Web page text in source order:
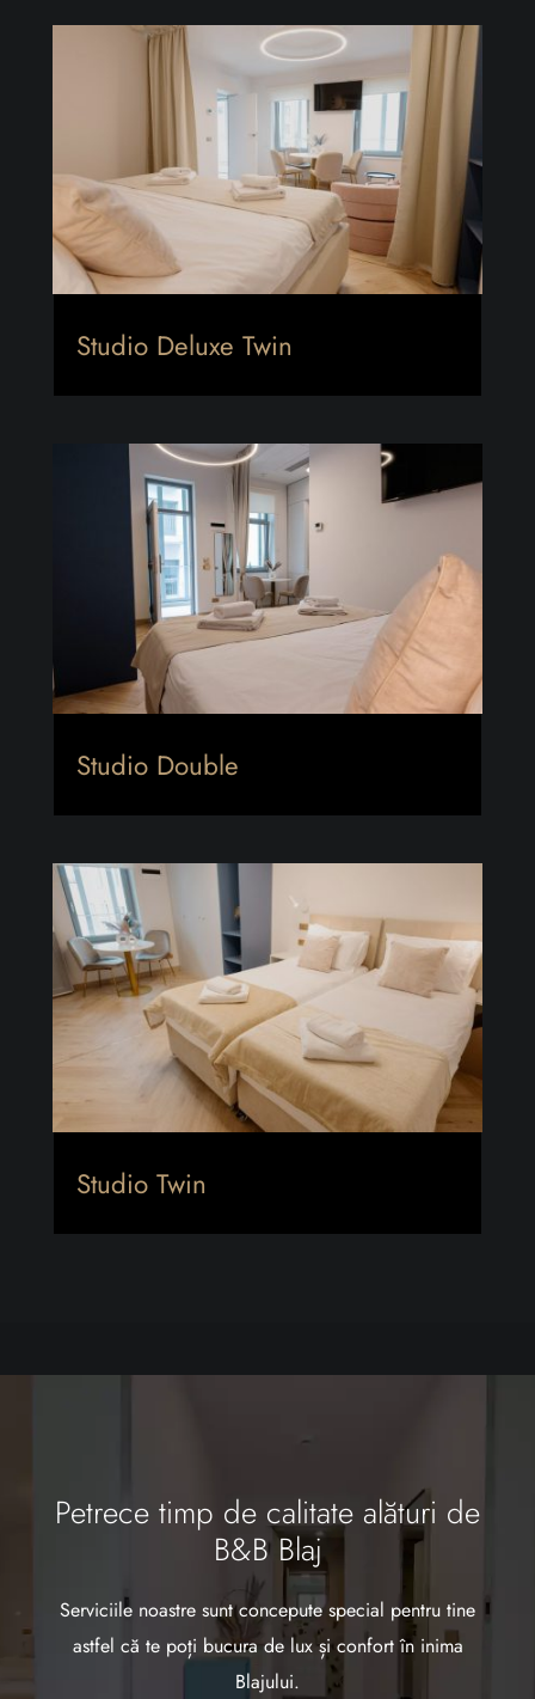
Studio Deluxe Twin
Studio Double
Studio Twin
Petrece timp de calitate alături de
B&B Blaj
Serviciile noastre sunt concepute special pentru tine
astfel că te poți bucura de lux și confort în inima
Blajului.